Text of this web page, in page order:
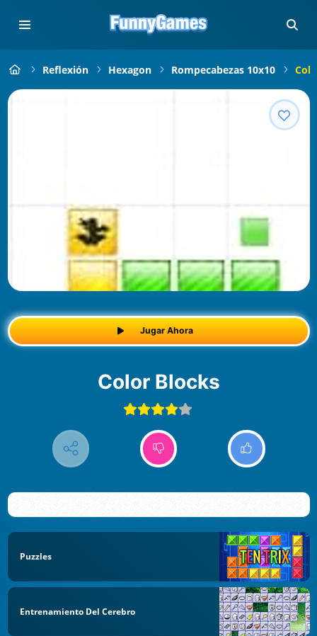
Reflexión Hexagon Rompecabezas 10x10
Jugar Ahora
Color Blocks
Puzzles
Entrenamiento Del Cerebro